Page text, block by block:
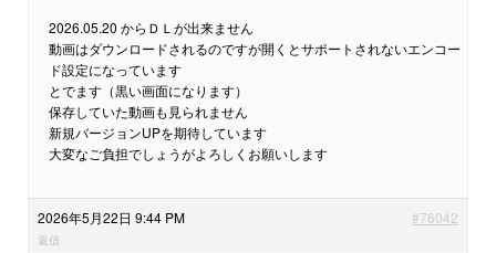
2026.05.20 からＤＬが出来ません
動画はダウンロードされるのですが開くとサポートされないエンコー
ド設定になっています
とでます（黒い画面になります）
保存していた動画も見られません
新規バージョンUPを期待しています
大変なご負担でしょうがよろしくお願いします
2026年5月22日 9:44 PM #76042
返信